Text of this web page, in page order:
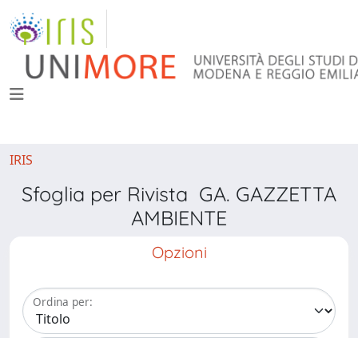
IRIS
Sfoglia per Rivista GA. GAZZETTA
AMBIENTE
Opzioni
Ordina per: